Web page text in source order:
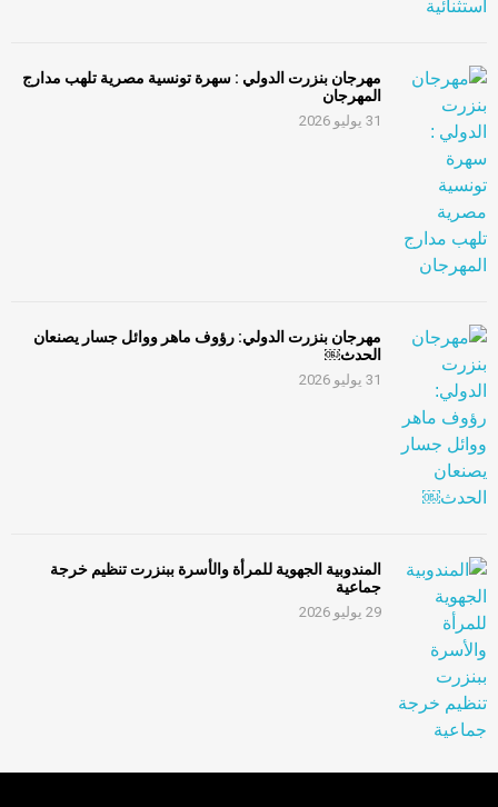
مهرجان بنزرت الدولي : سهرة تونسية مصرية تلهب مدارج
المهرجان
31 يوليو 2026
مهرجان بنزرت الدولي: رؤوف ماهر ووائل جسار يصنعان
الحدث￼
31 يوليو 2026
المندوبية الجهوية للمرأة والأسرة ببنزرت تنظيم خرجة
جماعية
29 يوليو 2026